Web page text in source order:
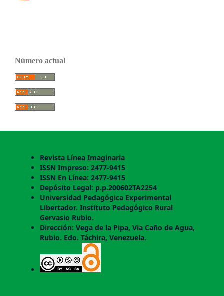
Número actual
Revista Línea Imaginaria
ISSN Impreso: 2477-9415
ISSN En Línea: 2477-9415
Depósito Legal: p.p.200602TA2254
Universidad Pedagógica Experimental
Libertador. Instituto Pedagógico Rural
Gervasio Rubio.
Dirección: Vega de la Pipa, Via Caño de Agua,
Rubio. Edo. Táchira, Venezuela.